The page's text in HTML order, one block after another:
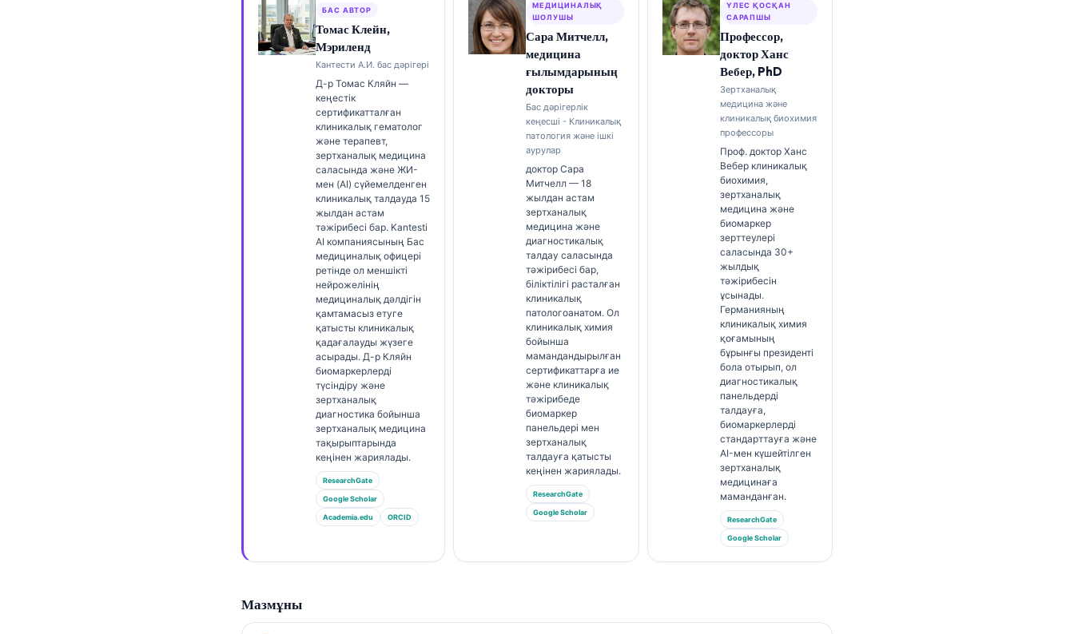
БАС АВТОР
Томас Клейн,
Мэриленд
Кантести А.И. бас дәрігері
Д-р Томас Кляйн —
кеңестік
сертификатталған
клиникалық гематолог
және терапевт,
зертханалық медицина
саласында және ЖИ-
мен (AI) сүйемелденген
клиникалық талдауда 15
жылдан астам
тәжірибесі бар. Kantesti
AI компаниясының Бас
медициналық офицері
ретінде ол меншікті
нейрожелінің
медициналық дәлдігін
қамтамасыз етуге
қатысты клиникалық
қадағалауды жүзеге
асырады. Д-р Кляйн
биомаркерлерді
түсіндіру және
зертханалық
диагностика бойынша
зертханалық медицина
тақырыптарында
кеңінен жариялады.
ResearchGate
Google Scholar
Academia.edu ORCID
МЕДИЦИНАЛЫҚ
ШОЛУШЫ
Сара Митчелл,
медицина
ғылымдарының
докторы
Бас дәрігерлік
кеңесші - Клиникалық
патология және ішкі
аурулар
доктор Сара
Митчелл — 18
жылдан астам
зертханалық
медицина және
диагностикалық
талдау саласында
тәжірибесі бар,
біліктілігі расталған
клиникалық
патологоанатом. Ол
клиникалық химия
бойынша
мамандандырылған
сертификаттарға ие
және клиникалық
тәжірибеде
биомаркер
панельдері мен
зертханалық
талдауға қатысты
кеңінен жариялады.
ResearchGate
Google Scholar
ҮЛЕС ҚОСҚАН
САРАПШЫ
Профессор,
доктор Ханс
Вебер, PhD
Зертханалық
медицина және
клиникалық биохимия
профессоры
Проф. доктор Ханс
Вебер клиникалық
биохимия,
зертханалық
медицина және
биомаркер
зерттеулері
саласында 30+
жылдық
тәжірибесін
ұсынады.
Германияның
клиникалық химия
қоғамының
бұрынғы президенті
бола отырып, ол
диагностикалық
панельдерді
талдауға,
биомаркерлерді
стандарттауға және
AI-мен күшейтілген
зертханалық
медицинаға
маманданған.
ResearchGate
Google Scholar
Мазмұны